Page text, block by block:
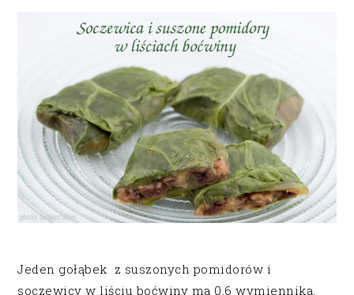
Jeden gołąbek z suszonych pomidorów i
soczewicy w liściu boćwiny ma 0,6 wymiennika.